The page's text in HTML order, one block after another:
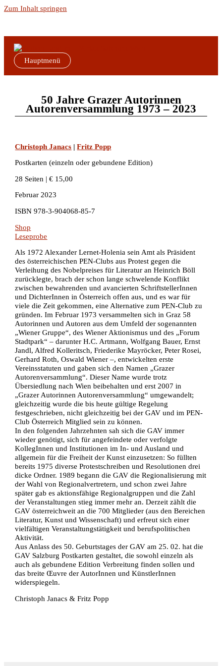
Zum Inhalt springen
Hauptmenü
50 Jahre Grazer Autorinnen
Autorenversammlung 1973 – 2023
Christoph Janacs |Fritz Popp
Postkarten (einzeln oder gebundene Edition)
28 Seiten | € 15,00
Februar 2023
ISBN 978-3-904068-85-7
Shop
Leseprobe
Als 1972 Alexander Lernet-Holenia sein Amt als Präsident
des österreichischen PEN-Clubs aus Protest gegen die
Verleihung des Nobelpreises für Literatur an Heinrich Böll
zurücklegte, brach der schon lange schwelende Konflikt
zwischen bewahrenden und avancierten SchriftstellerInnen
und DichterInnen in Österreich offen aus, und es war für
viele die Zeit gekommen, eine Alternative zum PEN-Club zu
gründen. Im Februar 1973 versammelten sich in Graz 58
Autorinnen und Autoren aus dem Umfeld der sogenannten
„Wiener Gruppe“, des Wiener Aktionismus und des „Forum
Stadtpark“ – darunter H.C. Artmann, Wolfgang Bauer, Ernst
Jandl, Alfred Kolleritsch, Friederike Mayröcker, Peter Rosei,
Gerhard Roth, Oswald Wiener –, entwickelten erste
Vereinsstatuten und gaben sich den Namen „Grazer
Autorenversammlung“. Dieser Name wurde trotz
Übersiedlung nach Wien beibehalten und erst 2007 in
„Grazer Autorinnen Autorenversammlung“ umgewandelt;
gleichzeitig wurde die bis heute gültige Regelung
festgeschrieben, nicht gleichzeitig bei der GAV und im PEN-
Club Österreich Mitglied sein zu können.
In den folgenden Jahrzehnten sah sich die GAV immer
wieder genötigt, sich für angefeindete oder verfolgte
KollegInnen und Institutionen im In- und Ausland und
allgemein für die Freiheit der Kunst einzusetzen: So füllten
bereits 1975 diverse Protestschreiben und Resolutionen drei
dicke Ordner. 1989 begann die GAV die Regionalisierung mit
der Wahl von Regionalvertretern, und schon zwei Jahre
später gab es aktionsfähige Regionalgruppen und die Zahl
der Veranstaltungen stieg immer mehr an. Derzeit zählt die
GAV österreichweit an die 700 Mitglieder (aus den Bereichen
Literatur, Kunst und Wissenschaft) und erfreut sich einer
vielfältigen Veranstaltungstätigkeit und berufspolitischen
Aktivität.
Aus Anlass des 50. Geburtstages der GAV am 25. 02. hat die
GAV Salzburg Postkarten gestaltet, die sowohl einzeln als
auch als gebundene Edition Verbreitung finden sollen und
das breite Œuvre der AutorInnen und KünstlerInnen
widerspiegeln.
Christoph Janacs & Fritz Popp